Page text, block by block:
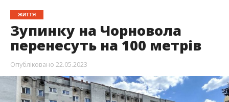
ЖИТТЯ
Зупинку на Чорновола
перенесуть на 100 метрів
Опубліковано 22.05.2023